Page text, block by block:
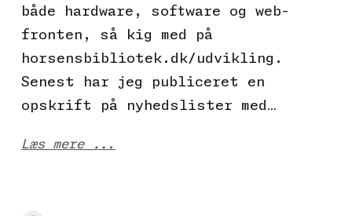
både hardware, software og web-
fronten, så kig med på
horsensbibliotek.dk/udvikling.
Senest har jeg publiceret en
opskrift på nyhedslister med…
Læs mere ...